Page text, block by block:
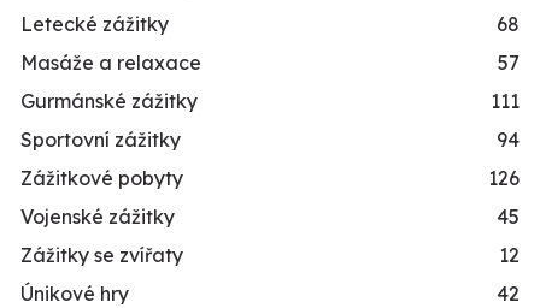
Letecké zážitky
68
Masáže a relaxace
57
Gurmánské zážitky
111
Sportovní zážitky
94
Zážitkové pobyty
126
Vojenské zážitky
45
Zážitky se zvířaty
12
Únikové hry
42